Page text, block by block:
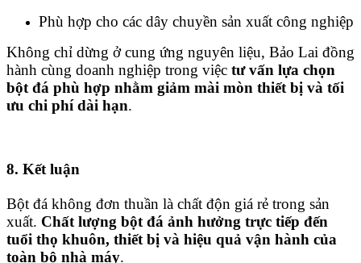
Phù hợp cho các dây chuyền sản xuất công nghiệp
Không chỉ dừng ở cung ứng nguyên liệu, Bảo Lai đồng
hành cùng doanh nghiệp trong việc tư vấn lựa chọn
bột đá phù hợp nhằm giảm mài mòn thiết bị và tối
ưu chi phí dài hạn.
8. Kết luận
Bột đá không đơn thuần là chất độn giá rẻ trong sản
xuất. Chất lượng bột đá ảnh hưởng trực tiếp đến
tuổi thọ khuôn, thiết bị và hiệu quả vận hành của
toàn bộ nhà máy.